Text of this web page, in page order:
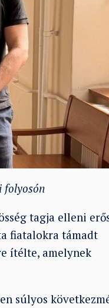
folyosón
tagja elleni
fiatalokra támadt
ítélte, amelynek
súlyos